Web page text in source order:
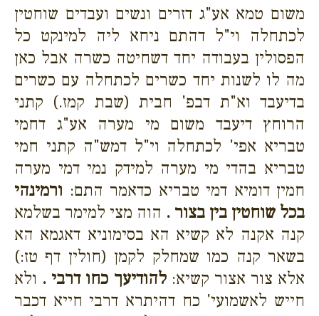
משום טמא אע"ג דזרים ונשים ועבדים שוחטין
לכתחלה וי"ל דהתם ניחא ליה למינקט כל
הפסולין בעבודה יחד דשחיטה כשרה אבל כאן
מה לו לשנות יחד כשרים לכתחלה עם כשרים
בדיעבד וא"ת דבפ' חבית (שבת קמז.) קתני
הרוחץ דיעבד משום מי מערה אע"ג דחמי
טבריא אפי' לכתחלה וי"ל דמש"ה קתני חמי
טבריא בהדי מי מערה למידק נמי דמי מערה
חמין דומיא דמי טבריא כדאמר התם: ורמינהי
בכל שוחטין בין בצור . הוה מצי למימר בשלמא
קנה אקנה לא קשיא הא בסימוניא דאגמא הא
בשאר קנה כמו שמחלק לקמן (חולין דף טז:)
אלא צור אצור קשיא:להודיעך כחו דרבי . ולא
חייש לאשמועי' כח דהיתרא דרבי חייא דכבר